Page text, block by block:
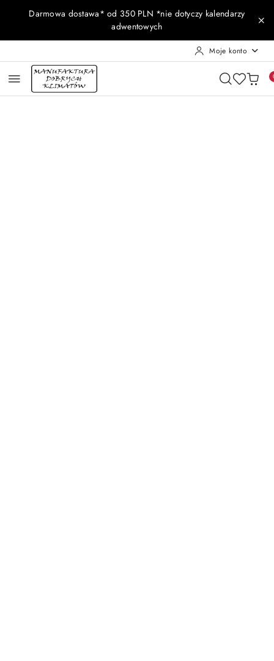
Przejdź do treści głównej
Przejdź do wyszukiwarki
Przejdź do moje konto
Przejdź do menu głównego
Przejdź do opisu produktu
Przejdź do stopki
Darmowa dostawa* od 350 PLN *nie dotyczy kalendarzy
adwentowych
Moje konto